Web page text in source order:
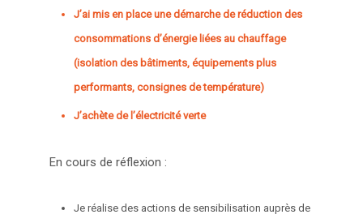
J’ai mis en place une démarche de réduction des
consommations d’énergie liées au chauffage
(isolation des bâtiments, équipements plus
performants, consignes de température)
J’achète de l’électricité verte
En cours de réflexion :
Je réalise des actions de sensibilisation auprès de